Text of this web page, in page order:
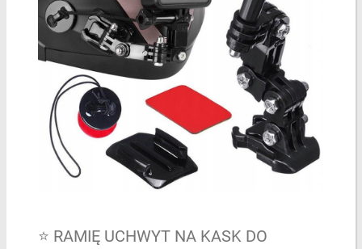
⭐ RAMIĘ UCHWYT NA KASK DO